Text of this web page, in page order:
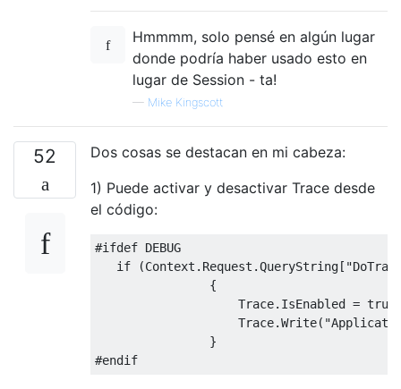
Hmmmm, solo pensé en algún lugar
donde podría haber usado esto en
lugar de Session - ta!
— Mike Kingscott
52
Dos cosas se destacan en mi cabeza:
1) Puede activar y desactivar Trace desde
el código:
#ifdef DEBUG
if
(Context . Request .QueryString[
{
Trace. IsEnabled = true
Trace.Write(
}
#endif